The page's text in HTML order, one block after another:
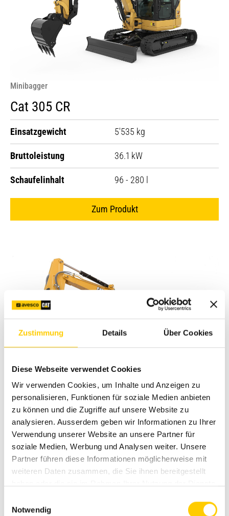
Zustimmung Details Über Cookies
Diese Webseite verwendet Cookies
Wir verwenden Cookies, um Inhalte und Anzeigen zu
personalisieren, Funktionen für soziale Medien anbieten
zu können und die Zugriffe auf unsere Website zu
analysieren. Ausserdem geben wir Informationen zu Ihrer
Verwendung unserer Website an unsere Partner für
soziale Medien, Werbung und Analysen weiter. Unsere
Partner führen diese Informationen möglicherweise mit
weiteren Daten zusammen, die Sie ihnen bereitgestellt
Notwendig
Minibagger
Cat 305 CR
Einsatzgewicht 5'535 kg
Bruttoleistung 36.1 kW
Schaufelinhalt 96 - 280 l
Zum Produkt
Minibagger
Cat 306 CR
Einsatzgewicht 6'535 kg
Bruttoleistung 41.7 kW